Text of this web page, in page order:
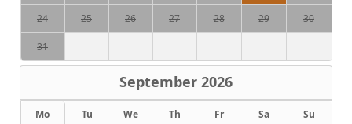
24 25 26 27 28 29 30
31
September 2026
Mo Tu We Th Fr Sa Su